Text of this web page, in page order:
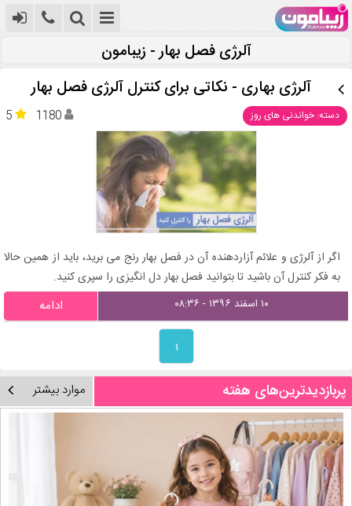
آلرژی فصل بهار - زیبامون
آلرژی بهاری - نکاتی برای کنترل آلرژی فصل بهار
دسته: خواندنی های روز 5 1180
اگر از آلرژی و علائم آزاردهنده آن در فصل بهار رنج می برید، باید از همین حالا
به فکر کنترل آن باشید تا بتوانید فصل بهار دل انگیزی را سپری کنید.
۱۰ اسفند ۱۳۹۶ - ۰۸:۳۶ ادامه
۱
پربازدیدترین‌های هفته موارد بیشتر